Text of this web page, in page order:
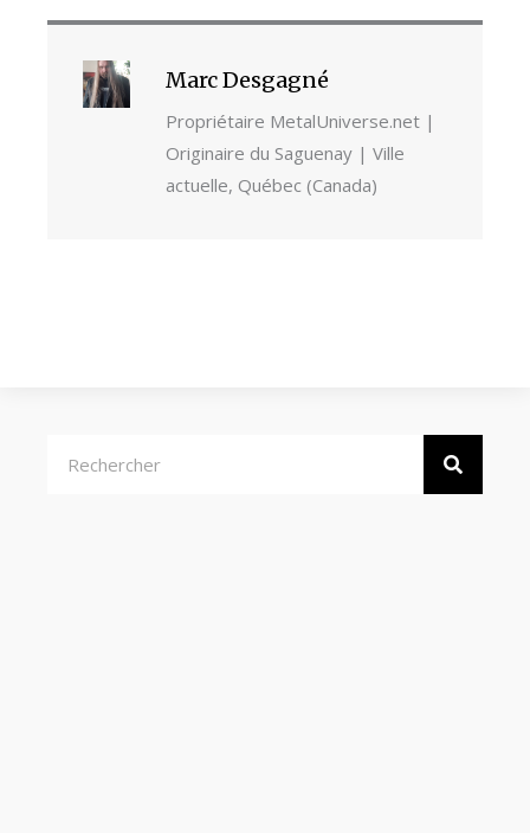
Marc Desgagné
Propriétaire MetalUniverse.net |
Originaire du Saguenay | Ville
actuelle, Québec (Canada)